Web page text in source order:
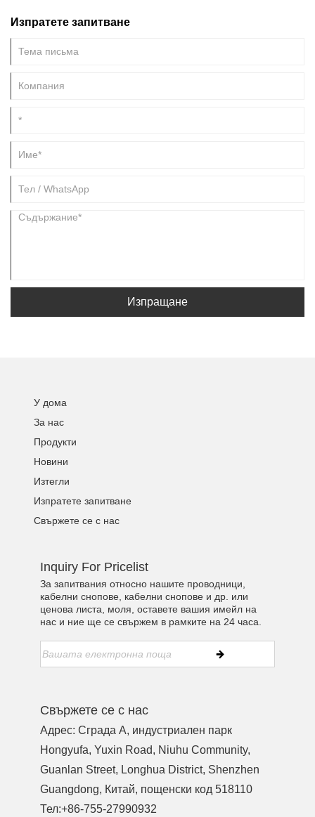
Изпратете запитване
Изпращане
У дома
За нас
Продукти
Новини
Изтегли
Изпратете запитване
Свържете се с нас
Inquiry For Pricelist
За запитвания относно нашите проводници,
кабелни снопове, кабелни снопове и др. или
ценова листа, моля, оставете вашия имейл на
нас и ние ще се свържем в рамките на 24 часа.
Свържете се с нас
Адрес: Сграда A, индустриален парк
Hongyufa, Yuxin Road, Niuhu Community,
Guanlan Street, Longhua District, Shenzhen
Guangdong, Китай, пощенски код 518110
Тел:+86-755-27990932